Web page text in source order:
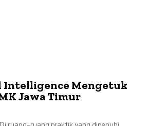
Intelligence Mengetuk
Jawa Timur